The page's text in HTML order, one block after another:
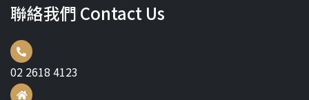
聯絡我們 Contact Us
02 2618 4123